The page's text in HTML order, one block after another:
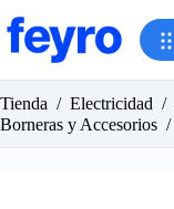
al
contenido
Tienda / Electricidad /
Borneras y Accesorios /